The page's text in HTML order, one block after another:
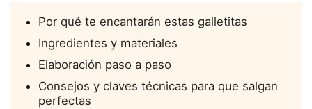
Por qué te encantarán estas galletitas
Ingredientes y materiales
Elaboración paso a paso
Consejos y claves técnicas para que salgan
perfectas